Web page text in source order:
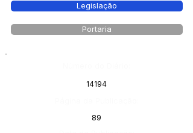
Legislação
Portaria
14194
89